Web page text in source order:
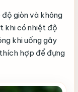
giòn và không
khi có nhiệt độ
khi uống gây
hợp để đựng